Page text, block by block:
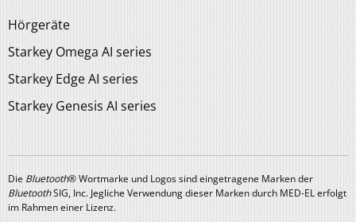
Hörgeräte
Starkey Omega AI series
Starkey Edge AI series
Starkey Genesis AI series
Die Bluetooth® Wortmarke und Logos sind eingetragene Marken der
BluetoothSIG, Inc. Jegliche Verwendung dieser Marken durch MED-EL erfolgt
im Rahmen einer Lizenz.